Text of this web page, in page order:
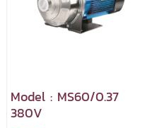
Model : MS60/0.37
380V